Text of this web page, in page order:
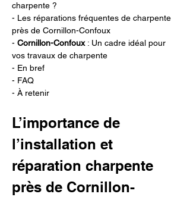
charpente ?
- Les réparations fréquentes de charpente
près de Cornillon-Confoux
- Cornillon-Confoux : Un cadre idéal pour
vos travaux de charpente
- En bref
- FAQ
- À retenir
L’importance de
l’installation et
réparation charpente
près de Cornillon-